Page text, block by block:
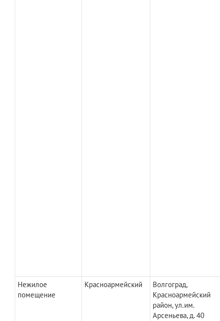
Нежилое
помещение
Красноармейский
Волгоград,
Красноармейский
район, ул.им.
Арсеньева, д. 40